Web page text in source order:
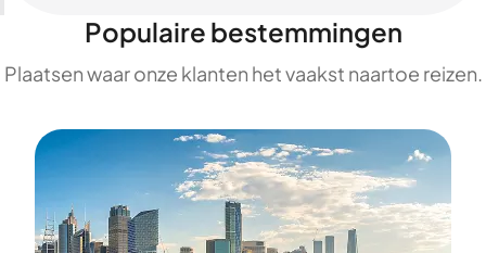
Populaire bestemmingen
Plaatsen waar onze klanten het vaakst naartoe reizen.